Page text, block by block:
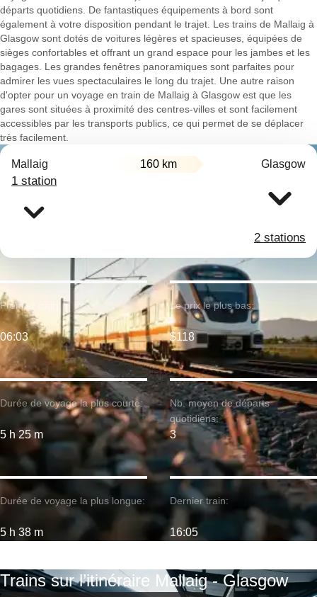
départs quotidiens. De fantastiques équipements à bord sont
également à votre disposition pendant le trajet. Les trains de Mallaig à
Glasgow sont dotés de voitures légères et spacieuses, équipées de
sièges confortables et offrant un grand espace pour les jambes et les
bagages. Les grandes fenêtres panoramiques sont parfaites pour
admirer les vues spectaculaires le long du trajet. Une autre raison
d'opter pour un voyage en train de Mallaig à Glasgow est que les
gares sont situées à proximité des centres-villes et sont facilement
accessibles par les transports publics, ce qui permet de se déplacer
très facilement.
Mallaig 160 km Glasgow
1 station
2 stations
Durée de voyage la plus courte:
5 h 25 m
Premier train:
06:03
Durée de voyage la plus longue:
5 h 38 m
Le prix le plus bas:
$118
Nb. moyen de départs
quotidiens:
3
Dernier train:
16:05
Trains sur l’itinéraire Mallaig - Glasgow